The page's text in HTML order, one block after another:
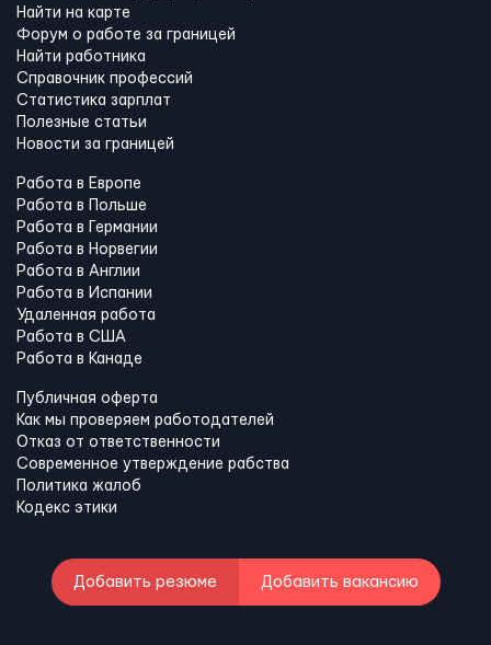
Найти на карте
Форум о работе за границей
Найти работника
Справочник профессий
Статистика зарплат
Полезные статьи
Новости за границей
Работа в Европе
Работа в Польше
Работа в Германии
Работа в Норвегии
Работа в Англии
Работа в Испании
Удаленная работа
Работа в США
Работа в Канадe
Публичная оферта
Как мы проверяем работодателей
Отказ от ответственности
Современное утверждение рабства
Политика жалоб
Кодекс этики
Добавить резюме Добавить вакансию